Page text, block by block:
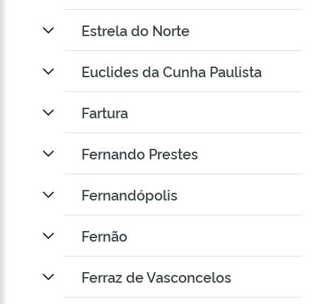
Estrela do Norte
Euclides da Cunha Paulista
Fartura
Fernando Prestes
Fernandópolis
Fernão
Ferraz de Vasconcelos